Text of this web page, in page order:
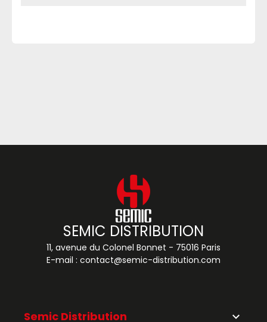
Semic Distribution keyboard_arrow_down
SEMIC DISTRIBUTION
11, avenue du Colonel Bonnet - 75016 Paris
E-mail : contact@semic-distribution.com